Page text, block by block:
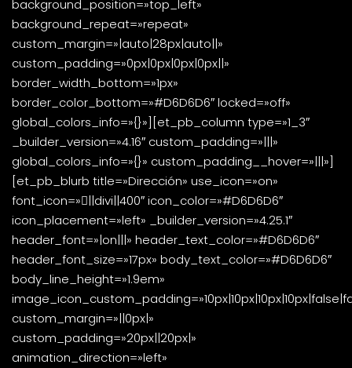
background_position=»top_left»
background_repeat=»repeat»
custom_margin=»|auto|28px|auto||»
custom_padding=»0px|0px|0px|0px||»
border_width_bottom=»1px»
border_color_bottom=»#D6D6D6″ locked=»off»
global_colors_info=»{}»][et_pb_column type=»1_3″
_builder_version=»4.16″ custom_padding=»|||»
global_colors_info=»{}» custom_padding__hover=»|||»]
[et_pb_blurb title=»Dirección» use_icon=»on»
font_icon=»||divi||400″ icon_color=»#D6D6D6″
icon_placement=»left» _builder_version=»4.25.1″
header_font=»|on|||» header_text_color=»#D6D6D6″
header_font_size=»17px» body_text_color=»#D6D6D6″
body_line_height=»1.9em»
custom_margin=»||0px|»
custom_padding=»20px||20px|»
animation_direction=»left»